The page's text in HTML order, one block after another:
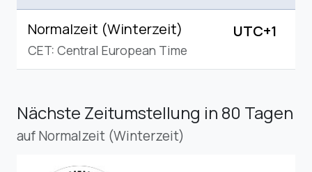
Normalzeit (Winterzeit)
CET: Central European Time
UTC+1
Nächste Zeitumstellung in 80 Tagen
auf Normalzeit (Winterzeit)